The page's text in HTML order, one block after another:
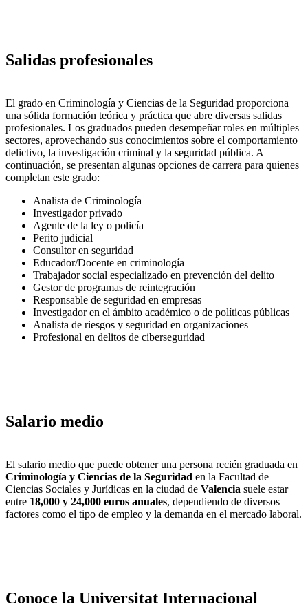
Salidas profesionales
El grado en Criminología y Ciencias de la Seguridad proporciona
una sólida formación teórica y práctica que abre diversas salidas
profesionales. Los graduados pueden desempeñar roles en múltiples
sectores, aprovechando sus conocimientos sobre el comportamiento
delictivo, la investigación criminal y la seguridad pública. A
continuación, se presentan algunas opciones de carrera para quienes
completan este grado:
Analista de Criminología
Investigador privado
Agente de la ley o policía
Perito judicial
Consultor en seguridad
Educador/Docente en criminología
Trabajador social especializado en prevención del delito
Gestor de programas de reintegración
Responsable de seguridad en empresas
Investigador en el ámbito académico o de políticas públicas
Analista de riesgos y seguridad en organizaciones
Profesional en delitos de ciberseguridad
Salario medio
El salario medio que puede obtener una persona recién graduada en
Criminología y Ciencias de la Seguridad en la Facultad de
Ciencias Sociales y Jurídicas en la ciudad de Valencia suele estar
entre 18,000 y 24,000 euros anuales, dependiendo de diversos
factores como el tipo de empleo y la demanda en el mercado laboral.
Conoce la Universitat Internacional